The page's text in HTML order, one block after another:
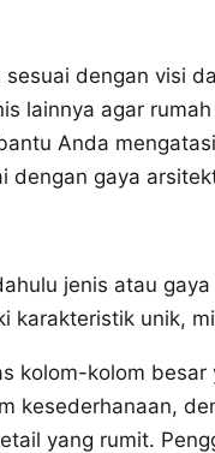
dengan visi
lainnya agar
Anda
dengan gaya
jenis atau
karakteristik unik,
kolom-kolom
yang rumit.